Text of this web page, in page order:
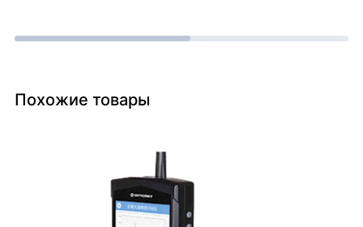
Похожие товары